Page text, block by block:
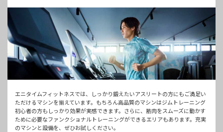
エニタイムフィットネスでは、しっかり鍛えたいアスリートの方にもご満足い
ただけるマシンを揃えています。もちろん高品質のマシンはジムトレーニング
初心者の方もしっかり効果が実感できます。さらに、筋肉をスムーズに動かす
ために必要なファンクショナルトレーニングができるエリアもあります。充実
のマシンと設備を、ぜひお試しください。